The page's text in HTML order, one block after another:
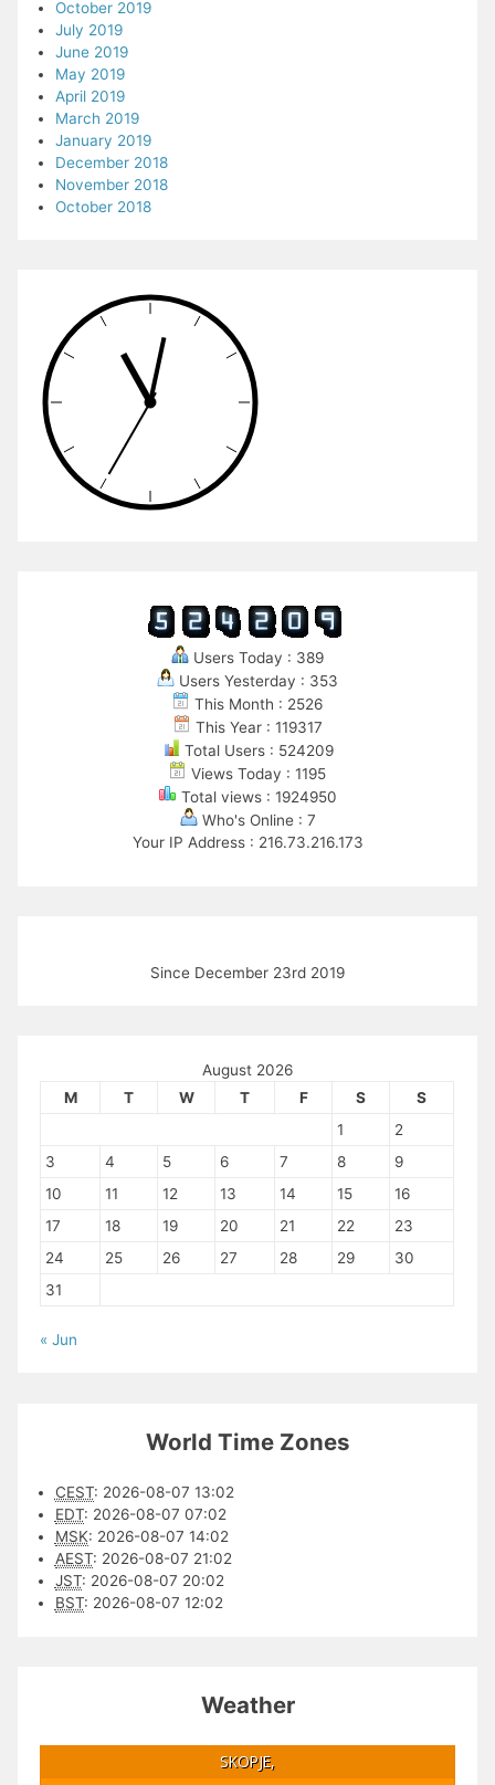
October 2019
July 2019
June 2019
May 2019
April 2019
March 2019
January 2019
December 2018
November 2018
October 2018
Users Today : 389
Users Yesterday : 353
This Month : 2526
This Year : 119317
Total Users : 524209
Views Today : 1195
Total views : 1924950
Who's Online : 7
Your IP Address : 216.73.216.173
Since December 23rd 2019
August 2026
M
T W T F S
S
1
2
3
4 5 6 7 8
9
10
11 12 13 14 15
16
17
18 19 20 21 22
23
24
25 26 27 28 29
30
31
« Jun
World Time Zones
CEST: 2026-08-07 13:02
EDT: 2026-08-07 07:02
MSK: 2026-08-07 14:02
AEST: 2026-08-07 21:02
JST: 2026-08-07 20:02
BST: 2026-08-07 12:02
Weather
SKOPJE,